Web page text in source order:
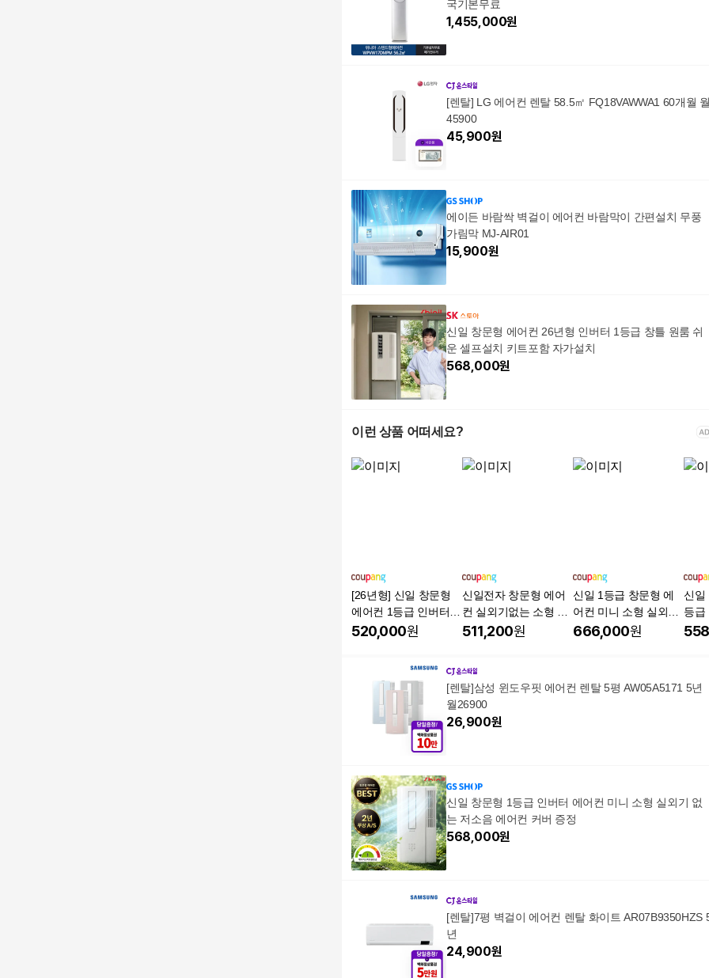
국기본무료
1,455,000원
[렌탈] LG 에어컨 렌탈 58.5㎡ FQ18VAWWA1 60개월
45900
45,900원
에이든 바람싹 벽걸이 에어컨 바람막이 간편설치 무풍
가림막 MJ-AIR01
15,900원
신일 창문형 에어컨 26년형 인버터 1등급 창틀 원룸 쉬
운 셀프설치 키트포함 자가설치
568,000원
이런 상품 어떠세요?
[26년형] 신일 창문형
에어컨 1등급 인버터
일체형 창틀형 창문식
520,000원
신일전자 창문형 에어
컨 실외기없는 소형 1
등급 인버터 원룸 자가
511,200원
신일 1등급 창문형 에
어컨 미니 소형 실외기
없는 설치기본킷 포함
666,000원
신일
등급
실외
[렌탈]삼성 윈도우핏 에어컨 렌탈 5평 AW05A5171 5년
월26900
26,900원
신일 창문형 1등급 인버터 에어컨 미니 소형 실외기 없
는 저소음 에어컨 커버 증정
568,000원
[렌탈]7평 벽걸이 에어컨 렌탈 화이트 AR07B9350HZS
년
24,900원